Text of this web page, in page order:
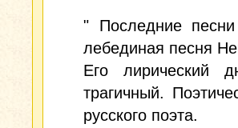
" Последние
лебединая песня
Его лирический
трагичный.
русского поэта.